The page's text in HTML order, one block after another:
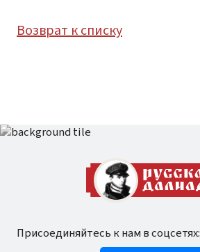
Возврат к списку
Присоединяйтесь к нам в соцсетях: